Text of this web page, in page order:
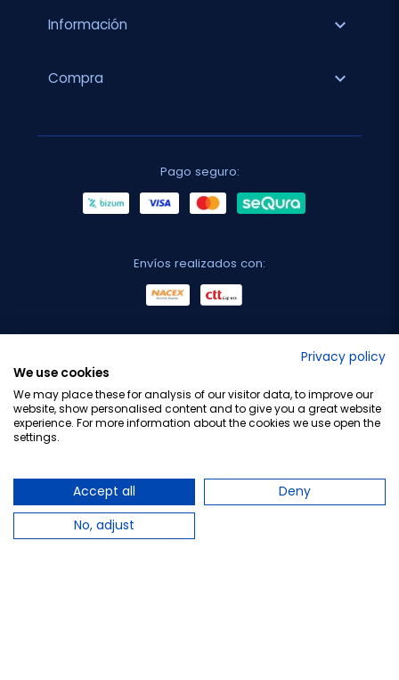
Información expand_more
Compra expand_more
Pago seguro:
Envíos realizados con:
Privacy policy
We use cookies
We may place these for analysis of our visitor data, to improve our
website, show personalised content and to give you a great website
experience. For more information about the cookies we use open the
settings.
Accept all
Deny
No, adjust